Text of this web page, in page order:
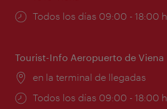
Horarios
Todos los días 09:00 - 18:00 h
Tourist-Info Aeropuerto de Viena
Lugar:
en la terminal de llegadas
Horarios
Todos los días 09:00 - 18:00 h